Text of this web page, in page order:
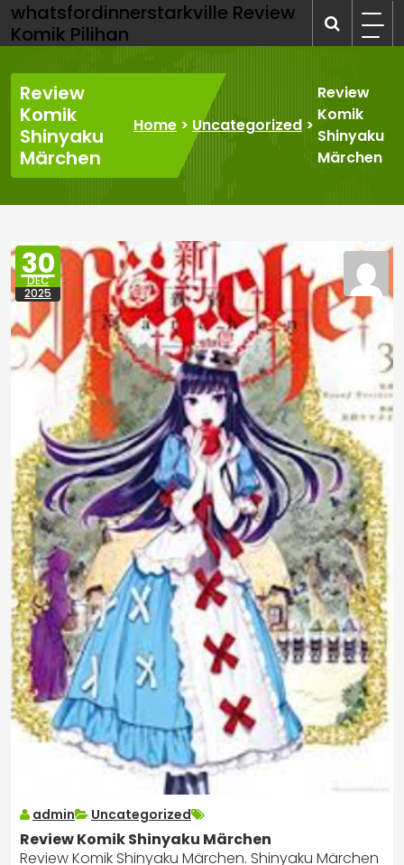
Skip
to
content
whatsfordinnerstarkville Review
Komik Pilihan
Review
Komik
Shinyaku
Märchen
Home > Uncategorized >
Review
Komik
Shinyaku
Märchen
30
DEC
2025
admin Uncategorized
Review Komik Shinyaku Märchen
Review Komik Shinyaku Märchen. Shinyaku Märchen